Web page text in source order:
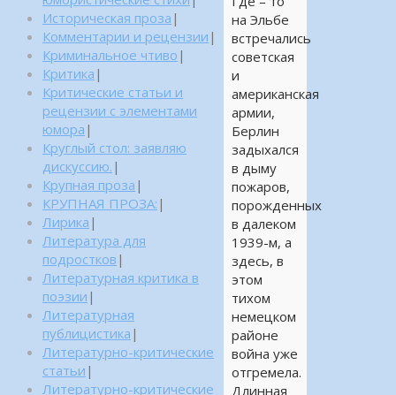
на Эльбе
встречались
советская
и
американская
армии,
Берлин
задыхался
в дыму
пожаров,
порожденных
в далеком
1939-м, а
здесь, в
этом
тихом
немецком
районе
война уже
отгремела.
Длинная
Историческая проза |
Комментарии и рецензии |
Криминальное чтиво |
Критика |
Критические статьи и
рецензии с элементами
юмора |
Круглый стол: заявляю
дискуссию. |
Крупная проза |
КРУПНАЯ ПРОЗА: |
Лирика |
Литература для
подростков |
Литературная критика в
поэзии |
Литературная
публицистика |
Литературно-критические
статьи |
Литературно-критические